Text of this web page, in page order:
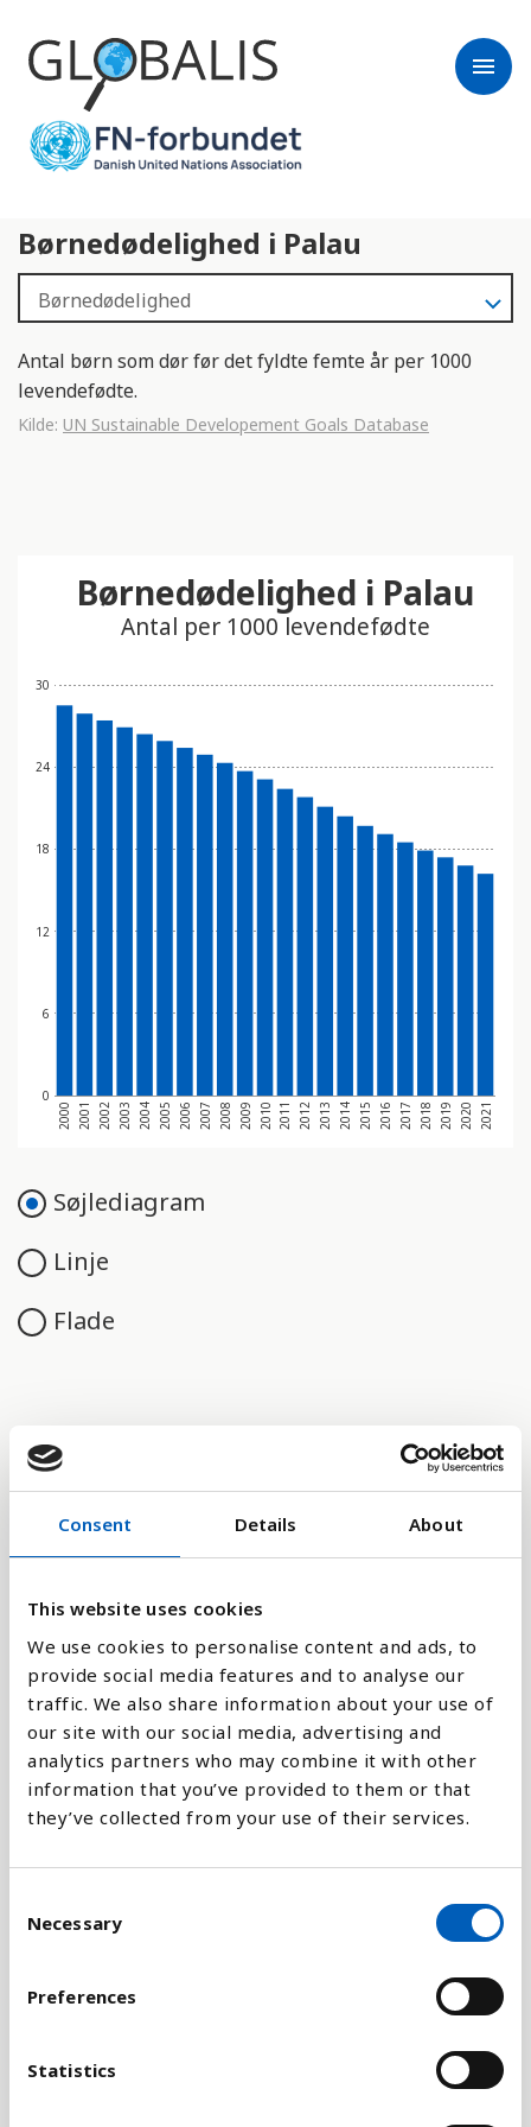
Consent Details About
This website uses cookies
We use cookies to personalise content and ads, to
provide social media features and to analyse our
traffic. We also share information about your use of
our site with our social media, advertising and
analytics partners who may combine it with other
information that you’ve provided to them or that
they’ve collected from your use of their services.
Necessary
Preferences
Statistics
menu
Børnedødelighed i Palau
Antal børn som dør før det fyldte femte år per 1000
levendefødte.
Kilde: UN Sustainable Developement Goals Database
0
6
12
18
24
30
2000 2001 2002 2003 2004 2005 2006 2007 2008 2009 2010 2011 2012 2013 2014 2015 2016 2017 2018 2019 2020 2021
Børnedødelighed i Palau
Antal per 1000 levendefødte
Søjlediagram
Linje
Flade
Sammenligne med:
Forklaring
Mere end 90 procent af børn, der dør, før de er fyldt
18, dør før de er fem år gamle. Børn i denne
aldersgruppe er meget sårbare, og antallet af børn,
der bliver mere end fem år siger meget om, hvor
godt et samfund fungerer som en helhed, både
socialt, økonomisk, sundheds- og miljømæssigt.
Tallene er indsamlet fra nationale statistikker af
Befolkningsfond (UNFPA).
bæredygtighedsmål nr. 3, som har som delmål at få
blandt nyfødte og børn under fem år, med et fælles
mål for alle lande om at reducere dødeligheden
blandt nyfødte til højst 12 per 1000 levendefødte og